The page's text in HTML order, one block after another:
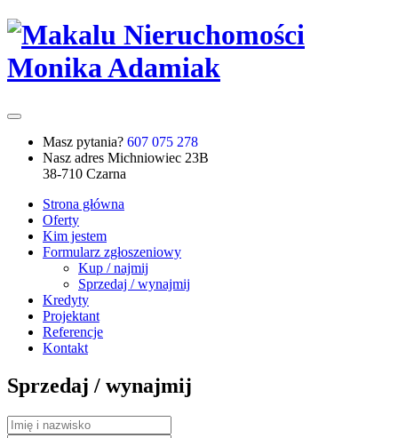
Masz pytania? 607 075 278
Nasz adres Michniowiec 23B
38-710 Czarna
Strona główna
Oferty
Kim jestem
Formularz zgłoszeniowy
Kup / najmij
Sprzedaj / wynajmij
Kredyty
Projektant
Referencje
Kontakt
Sprzedaj / wynajmij